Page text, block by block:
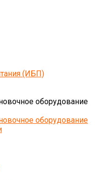
(ИБП)
оборудование
оборудование